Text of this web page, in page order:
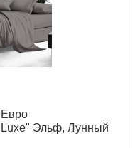
Евро
Эльф, Лунный